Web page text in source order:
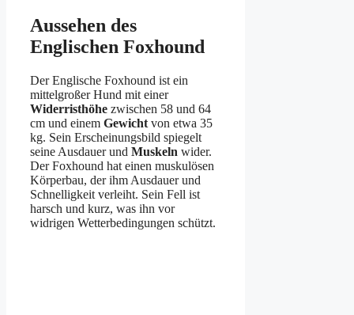
Aussehen des
Englischen Foxhound
Der Englische Foxhound ist ein
mittelgroßer Hund mit einer
Widerristhöhe zwischen 58 und 64
cm und einem Gewicht von etwa 35
kg. Sein Erscheinungsbild spiegelt
seine Ausdauer und Muskeln wider.
Der Foxhound hat einen muskulösen
Körperbau, der ihm Ausdauer und
Schnelligkeit verleiht. Sein Fell ist
harsch und kurz, was ihn vor
widrigen Wetterbedingungen schützt.